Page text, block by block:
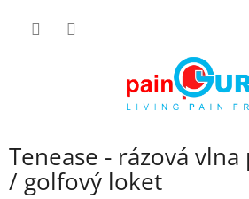
Tenease - rázová
/ golfový loket